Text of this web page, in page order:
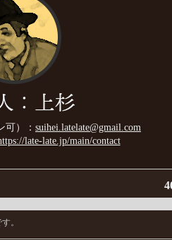
：上杉
可）： suihei.latelate@gmail.com
late-late.jp/main/contact
。